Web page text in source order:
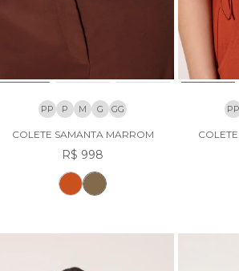
PP P M G GG
COLETE SAMANTA MARROM
R$ 998
PP